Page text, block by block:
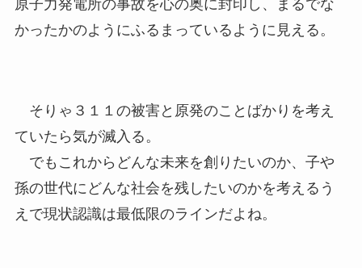
原子力発電所の事故を心の奥に封印し、まるでな
かったかのようにふるまっているように見える。
そりゃ３１１の被害と原発のことばかりを考え
ていたら気が滅入る。
でもこれからどんな未来を創りたいのか、子や
孫の世代にどんな社会を残したいのかを考えるう
えで現状認識は最低限のラインだよね。